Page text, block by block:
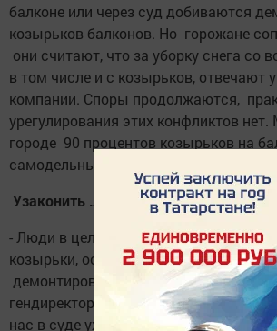
балконе или через суд добиваются
козырьков балконов. Но горожане
они считают, что за уборку снега со
в том числе и с козырьков, отвечают
компании. Споры продолжаются,
урегулирования этих конфликтов
городе 90 процентов козырьков на
самодельные, и не только на верхних
Узаконить …
- Люди в целях улучшения своей
козырьки, остеклили балконы. И
демонтировать такие постройки
гендиректор ПКФ «Жилкомсервис»
нас в суде уже два месяца